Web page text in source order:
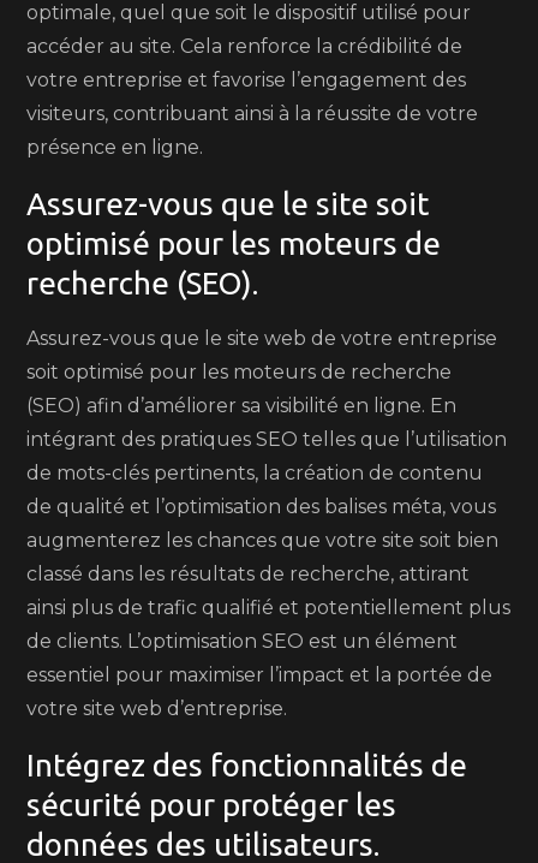
optimale, quel que soit le dispositif utilisé pour
accéder au site. Cela renforce la crédibilité de
votre entreprise et favorise l’engagement des
visiteurs, contribuant ainsi à la réussite de votre
présence en ligne.
Assurez-vous que le site soit
optimisé pour les moteurs de
recherche (SEO).
Assurez-vous que le site web de votre entreprise
soit optimisé pour les moteurs de recherche
(SEO) afin d’améliorer sa visibilité en ligne. En
intégrant des pratiques SEO telles que l’utilisation
de mots-clés pertinents, la création de contenu
de qualité et l’optimisation des balises méta, vous
augmenterez les chances que votre site soit bien
classé dans les résultats de recherche, attirant
ainsi plus de trafic qualifié et potentiellement plus
de clients. L’optimisation SEO est un élément
essentiel pour maximiser l’impact et la portée de
votre site web d’entreprise.
Intégrez des fonctionnalités de
sécurité pour protéger les
données des utilisateurs.